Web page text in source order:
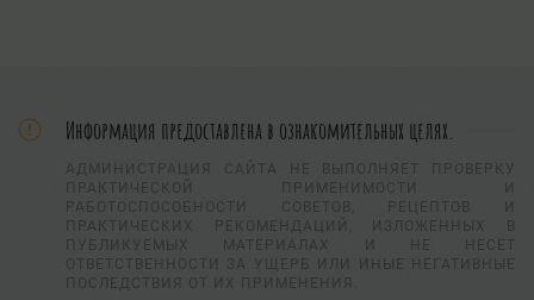
Информация предоставлена в ознакомительных целях.
АДМИНИСТРАЦИЯ САЙТА НЕ ВЫПОЛНЯЕТ ПРОВЕРКУ
ПРАКТИЧЕСКОЙ ПРИМЕНИМОСТИ И
РАБОТОСПОСОБНОСТИ СОВЕТОВ, РЕЦЕПТОВ И
ПРАКТИЧЕСКИХ РЕКОМЕНДАЦИЙ, ИЗЛОЖЕННЫХ В
ПУБЛИКУЕМЫХ МАТЕРИАЛАХ И НЕ НЕСЕТ
ОТВЕТСТВЕННОСТИ ЗА УЩЕРБ ИЛИ ИНЫЕ НЕГАТИВНЫЕ
ПОСЛЕДСТВИЯ ОТ ИХ ПРИМЕНЕНИЯ.